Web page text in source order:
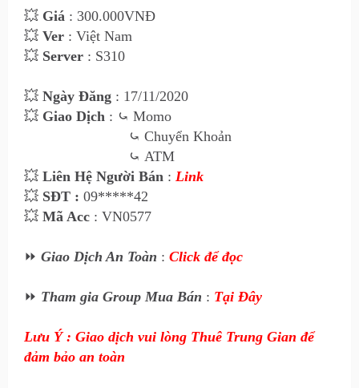
💥 Giá : 300.000VNĐ
💥 Ver : Việt Nam
💥 Server : S310
💥 Ngày Đăng : 17/11/2020
💥 Giao Dịch : ⤿ Momo
⤿ Chuyển Khoản
⤿ ATM
💥 Liên Hệ Người Bán : Link
💥 SĐT : 09*****42
💥 Mã Acc : VN0577
⏩ Giao Dịch An Toàn : Click để đọc
⏩ Tham gia Group Mua Bán : Tại Đây
Lưu Ý : Giao dịch vui lòng Thuê Trung Gian để
đảm bảo an toàn